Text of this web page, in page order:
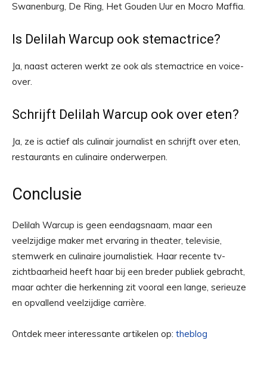
Swanenburg, De Ring, Het Gouden Uur en Mocro Maffia.
Is Delilah Warcup ook stemactrice?
Ja, naast acteren werkt ze ook als stemactrice en voice-
over.
Schrijft Delilah Warcup ook over eten?
Ja, ze is actief als culinair journalist en schrijft over eten,
restaurants en culinaire onderwerpen.
Conclusie
Delilah Warcup is geen eendagsnaam, maar een
veelzijdige maker met ervaring in theater, televisie,
stemwerk en culinaire journalistiek. Haar recente tv-
zichtbaarheid heeft haar bij een breder publiek gebracht,
maar achter die herkenning zit vooral een lange, serieuze
en opvallend veelzijdige carrière.
Ontdek meer interessante artikelen op: theblog